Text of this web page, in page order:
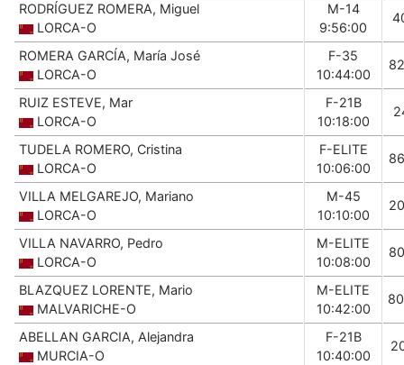
RODRÍGUEZ ROMERA, Miguel
LORCA-O
M-14
9:56:00
ROMERA GARCÍA, María José
LORCA-O
F-35
10:44:00
RUIZ ESTEVE, Mar
LORCA-O
F-21B
10:18:00
TUDELA ROMERO, Cristina
LORCA-O
F-ELITE
10:06:00
VILLA MELGAREJO, Mariano
LORCA-O
M-45
10:10:00
VILLA NAVARRO, Pedro
LORCA-O
M-ELITE
10:08:00
BLAZQUEZ LORENTE, Mario
MALVARICHE-O
M-ELITE
10:42:00
ABELLAN GARCIA, Alejandra
MURCIA-O
F-21B
10:40:00